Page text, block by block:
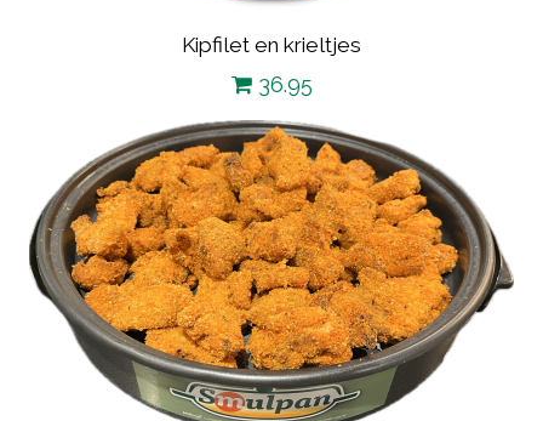
Kipfilet en krieltjes
36.95